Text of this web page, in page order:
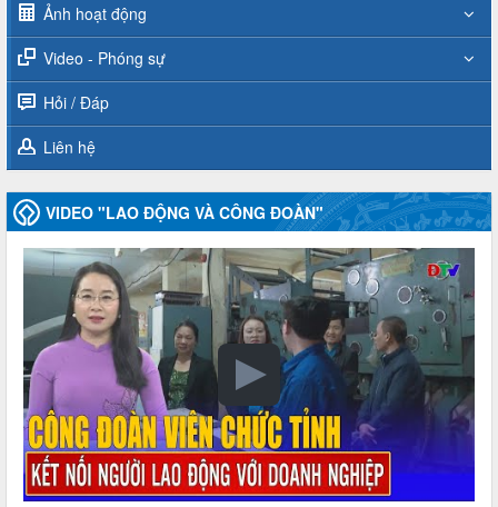
Ảnh hoạt động
Video - Phóng sự
Hỏi / Đáp
Liên hệ
VIDEO "LAO ĐỘNG VÀ CÔNG ĐOÀN"